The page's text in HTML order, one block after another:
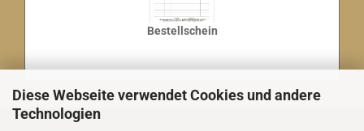
Diese Webseite verwendet Cookies und andere
Technologien
Bestellschein